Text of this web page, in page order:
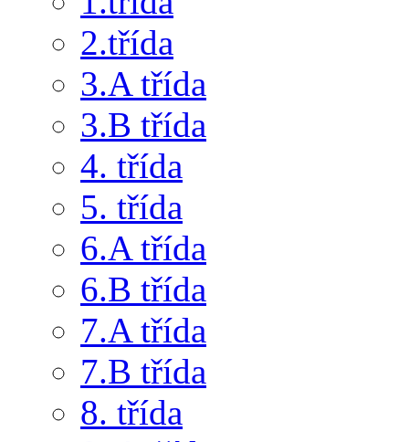
2.třída
3.A třída
3.B třída
4. třída
5. třída
6.A třída
6.B třída
7.A třída
7.B třída
8. třída